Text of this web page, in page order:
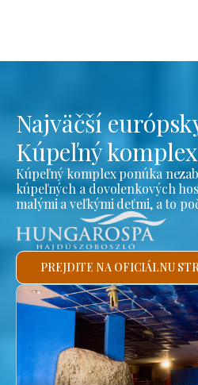
Najväčší
Kúpeľný komplex
Kúpeľný komplex ponúka
kúpeľných a dovolenkových
malými a veľkými deťmi, a to
PREJDITE NA OFICIÁLNU